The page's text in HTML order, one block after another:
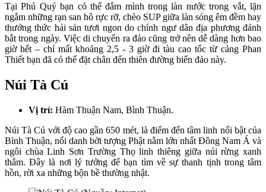
Tại Phú Quý bạn có thể đắm mình trong làn nước trong vắt, lặn
ngắm những rạn san hô rực rỡ, chèo SUP giữa làn sóng êm đềm hay
thưởng thức hải sản tươi ngon do chính ngư dân địa phương đánh
bắt trong ngày. Việc di chuyển ra đảo cũng trở nên dễ dàng hơn bao
giờ hết – chỉ mất khoảng 2,5 - 3 giờ đi tàu cao tốc từ cảng Phan
Thiết bạn đã có thể đặt chân đến thiên đường biển đảo này.
Núi Tà Cú
Vị trí: Hàm Thuận Nam, Bình Thuận.
Núi Tà Cú với độ cao gần 650 mét, là điểm đến tâm linh nổi bật của
Bình Thuận, nổi danh bởi tượng Phật nằm lớn nhất Đông Nam Á và
ngôi chùa Linh Sơn Trường Thọ linh thiêng giữa núi rừng xanh
thẳm. Đây là nơi lý tưởng để bạn tìm về sự thanh tịnh trong tâm
hồn, rời xa những bộn bề thường nhật.